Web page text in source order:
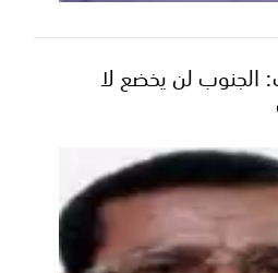
لن يخضع لا